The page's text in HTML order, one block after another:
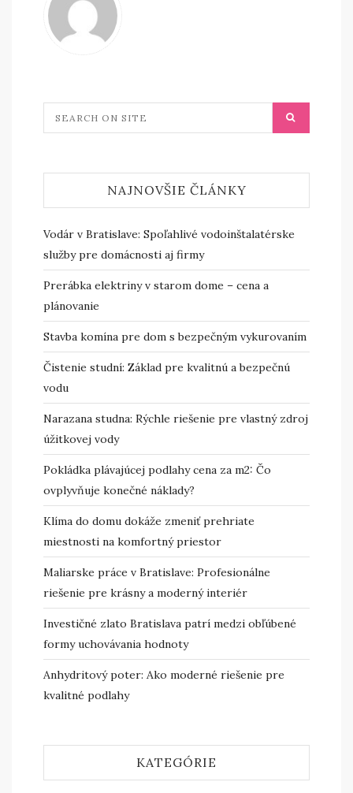
NAJNOVŠIE ČLÁNKY
Vodár v Bratislave: Spoľahlivé vodoinštalatérske
služby pre domácnosti aj firmy
Prerábka elektriny v starom dome – cena a
plánovanie
Stavba komína pre dom s bezpečným vykurovaním
Čistenie studní: Základ pre kvalitnú a bezpečnú
vodu
Narazana studna: Rýchle riešenie pre vlastný zdroj
úžitkovej vody
Pokládka plávajúcej podlahy cena za m2: Čo
ovplyvňuje konečné náklady?
Klíma do domu dokáže zmeniť prehriate
miestnosti na komfortný priestor
Maliarske práce v Bratislave: Profesionálne
riešenie pre krásny a moderný interiér
Investičné zlato Bratislava patrí medzi obľúbené
formy uchovávania hodnoty
Anhydritový poter: Ako moderné riešenie pre
kvalitné podlahy
KATEGÓRIE